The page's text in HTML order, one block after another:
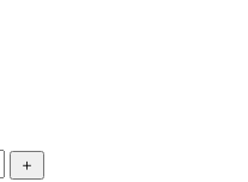
＋